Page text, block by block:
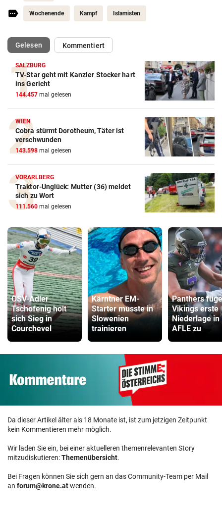
Wochenende Kampf Islamisten
Gelesen(ausgewählt)Kommentiert
SALZBURG
TV-Star geht mit Kanzler Stocker hart
ins Gericht
144.457 mal gelesen
WIEN
Cobra stürmt Dorotheum, Täter ist
verschwunden
143.598 mal gelesen
VORARLBERG
Traktor-Unglück: Mutter (36) meldet
sich zu Wort
111.560 mal gelesen
ÖSV-Adler
Tschofenig holt
sich Sieg in
Courchevel
Kärntner EM-
Starter musste in
Slowenien
trainieren
Panthers
Vikings erste
Niederlage in
AFLE zu
Da dieser Artikel älter als 18 Monate ist, ist zum jetzigen Zeitpunkt
kein Kommentieren mehr möglich.
Wir laden Sie ein, bei einer aktuelleren themenrelevanten Story
mitzudiskutieren:Themenübersicht.
Bei Fragen können Sie sich gern an das Community-Team per Mail
an forum@krone.atwenden.